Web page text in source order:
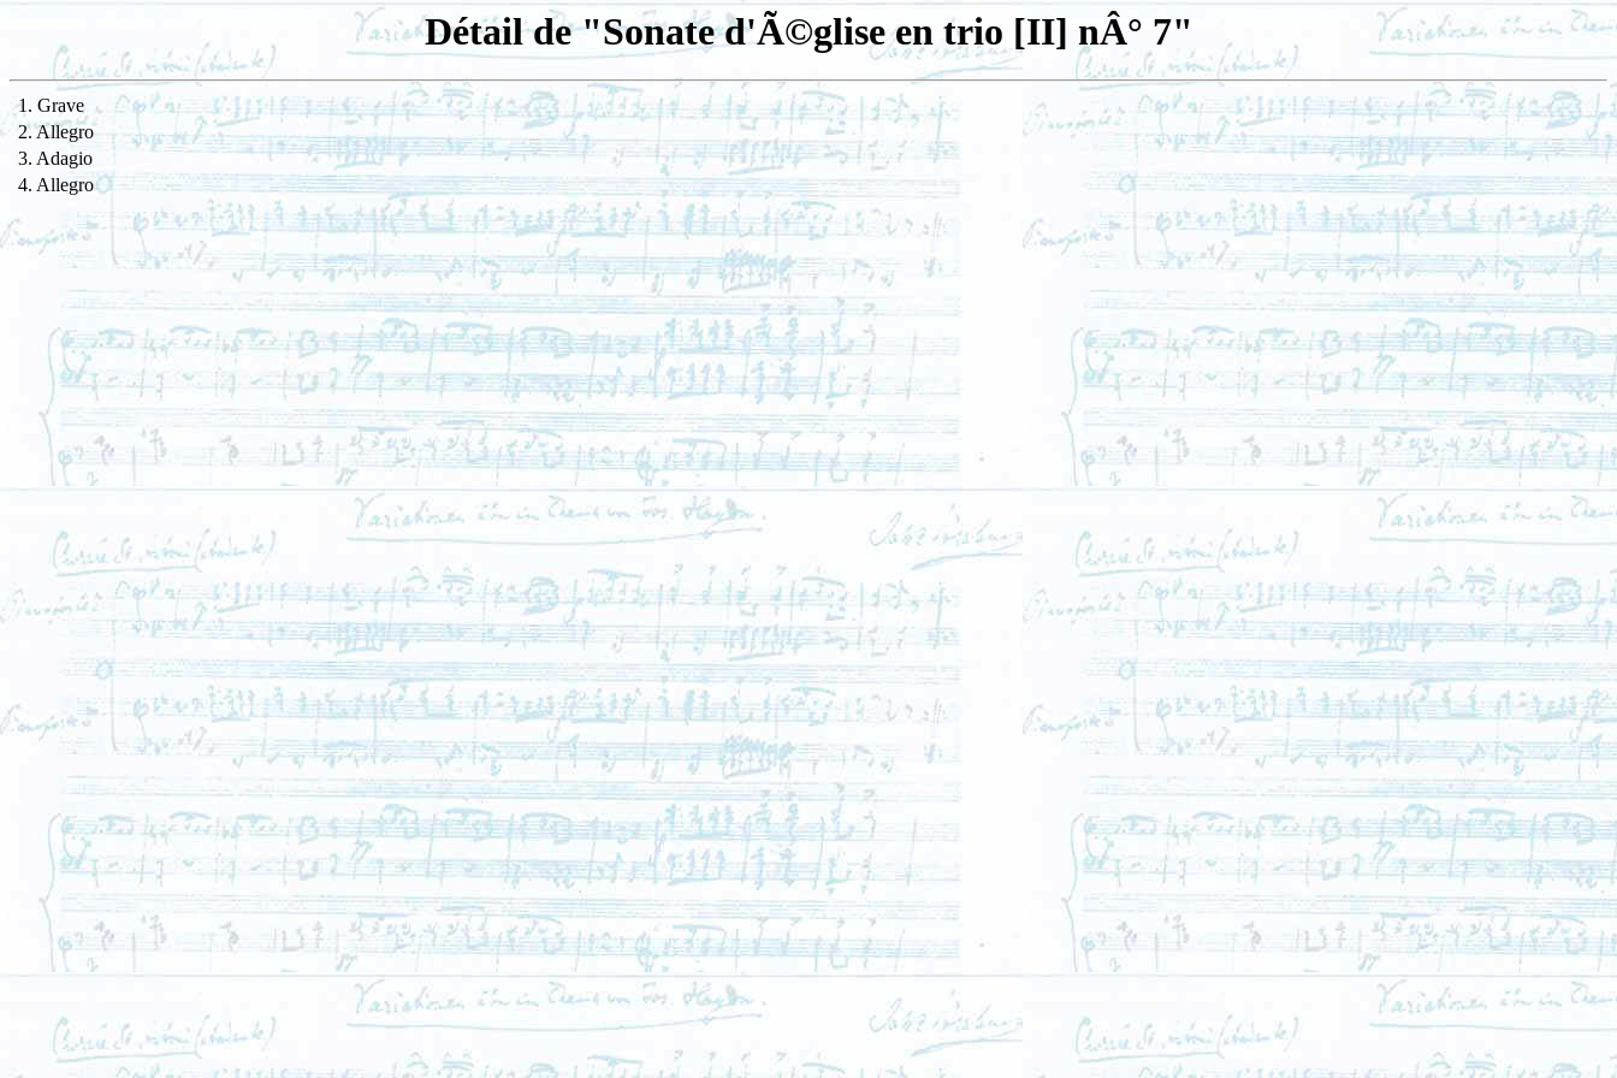
Détail de "Sonate d'Ã©glise en trio [II] nÂ° 7"
1. Grave
2. Allegro
3. Adagio
4. Allegro